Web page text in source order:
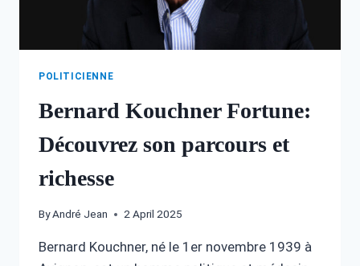
POLITICIENNE
Bernard Kouchner Fortune:
Découvrez son parcours et
richesse
ByAndré Jean 2 April 2025
Bernard Kouchner, né le 1er novembre 1939 à